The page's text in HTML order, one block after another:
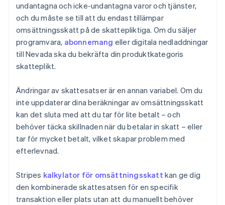
undantagna och icke-undantagna varor och tjänster,
och du måste se till att du endast tillämpar
omsättningsskatt på de skattepliktiga. Om du säljer
programvara, abonnemang eller digitala nedladdningar
till Nevada ska du bekräfta din produktkategoris
skatteplikt.
Ändringar av skattesatser är en annan variabel. Om du
inte uppdaterar dina beräkningar av omsättningsskatt
kan det sluta med att du tar för lite betalt – och
behöver täcka skillnaden när du betalar in skatt – eller
tar för mycket betalt, vilket skapar problem med
efterlevnad.
Stripes kalkylator för omsättningsskatt kan ge dig
den kombinerade skattesatsen för en specifik
transaktion eller plats utan att du manuellt behöver